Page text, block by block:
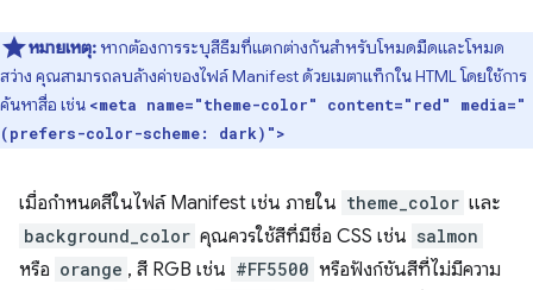
หมายเหตุ: หากต้องการระบุสีธีมที่แตกต่างกันสำหรับโหมดมืดและโหมด
สว่าง คุณสามารถลบล้างค่าของไฟล์ Manifest ด้วยเมตาแท็กใน HTML โดยใช้การ
ค้นหาสื่อ เช่น <meta name="theme-color" content="red" media="
(prefers-color-scheme: dark)">
เมื่อกำหนดสีในไฟล์ Manifest เช่น ภายใน theme_color และ
background_color คุณควรใช้สีที่มีชื่อ CSS เช่น salmon
หรือ orange , สี RGB เช่น #FF5500 หรือฟังก์ชันสีที่ไม่มีความ